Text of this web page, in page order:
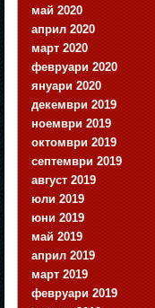
май 2020
април 2020
март 2020
февруари 2020
януари 2020
декември 2019
ноември 2019
октомври 2019
септември 2019
август 2019
юли 2019
юни 2019
май 2019
април 2019
март 2019
февруари 2019